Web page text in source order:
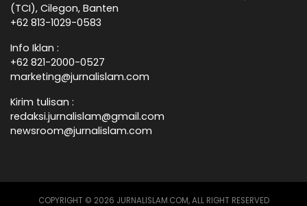
(TCI), Cilegon, Banten
+62 813-1029-0583
Info Iklan :
+62 821-2000-0527
marketing@jurnalislam.com
Kirim tulisan :
redaksi.jurnalislam@gmail.com
newsroom@jurnalislam.com
COPYRIGHT © 2026 JURNALISLAM.COM, ALL RIGHT RESERVED